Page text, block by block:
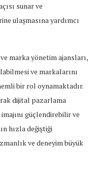
sunar ve
ulaşmasına yardımcı
marka yönetim ajansları,
ve markalarını
bir rol oynamaktadır.
dijital pazarlama
güçlendirebilir ve
hızla değiştiği
ve deneyim büyük